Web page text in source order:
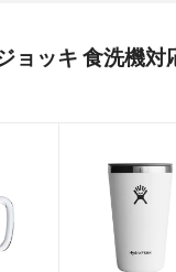
ョッキ 食洗機